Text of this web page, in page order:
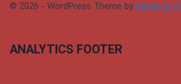
© 2026 - WordPress Theme by Kadence
ANALYTICS FOOTER